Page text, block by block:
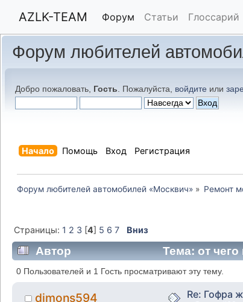
AZLK-TEAM Форум Статьи Глоссарий
Форум любителей
Добро пожаловать, Гость . Пожалуйста, войдите или
Начало Помощь Вход Регистрация
Форум любителей автомобилей «Москвич» » Ремонт
Страницы: 1 2 3 [4] 5 6 7 Вниз
Автор Тема: от чего
0 Пользователей и 1 Гость просматривают эту тему.
dimons594 Re: Гофра